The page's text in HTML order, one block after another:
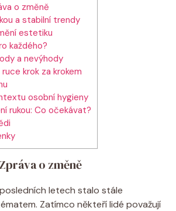
o změně
a stabilní trendy
estetiku
každého?
a nevýhody
krok za krokem
osobní hygieny
rukou: Co očekávat?
o změně
letech stalo stále
Zatímco někteří lidé považují